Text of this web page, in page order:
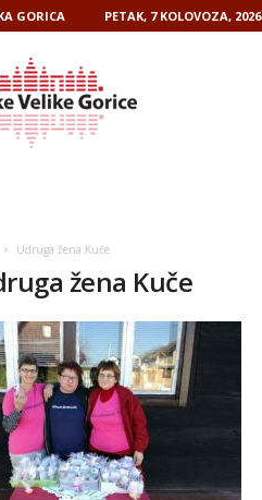
GORICA PETAK, 7 KOLOVOZA, 2026
Udruga žena Kuče
žena Kuče